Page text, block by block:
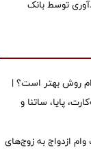
توسط بانک
روش بهتر است؟ |
پایا، ساتنا و
از ۸ همت وام ازدواج به زوج‌های